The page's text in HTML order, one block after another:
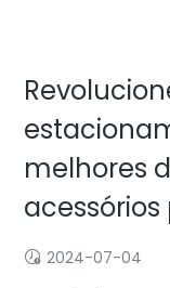
melhores
2024-07-04